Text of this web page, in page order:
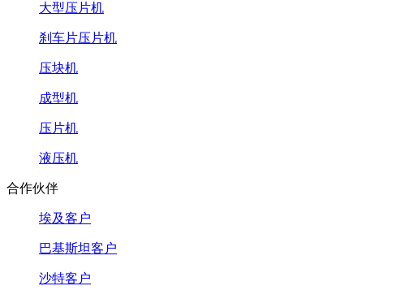
大型压片机
刹车片压片机
压块机
成型机
压片机
液压机
合作伙伴
埃及客户
巴基斯坦客户
沙特客户